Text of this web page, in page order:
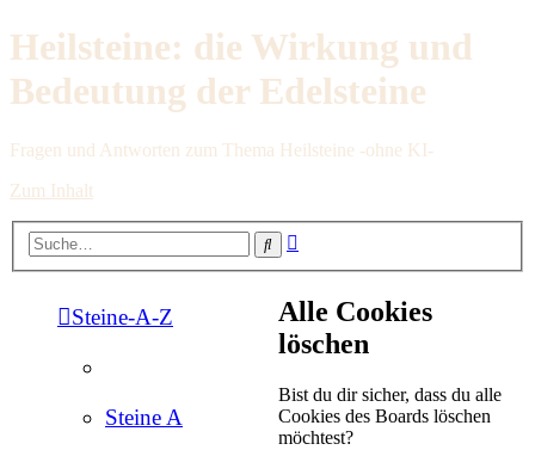
Heilsteine: die Wirkung und
Bedeutung der Edelsteine
Fragen und Antworten zum Thema Heilsteine -ohne KI-
Zum Inhalt
Suche
Steine-A-Z
Steine A
Alle Cookies
löschen
Bist du dir sicher, dass du alle
Cookies des Boards löschen
möchtest?